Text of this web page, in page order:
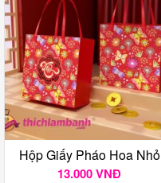
Hộp Giấy Pháo Hoa Nhỏ
13.000 VNĐ